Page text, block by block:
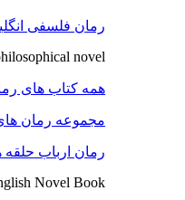
رمان فلسفی
novel
همه کتاب های
مجموعه رمان
رمان ارباب حلقه
Novel Book